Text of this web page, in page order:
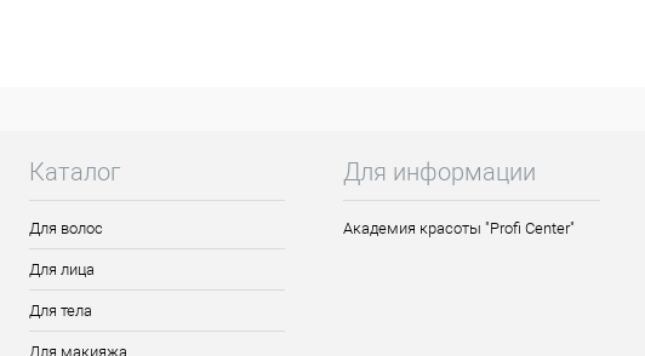
Каталог
Для волос
Для лица
Для тела
Для макияжа
Для информации
Академия красоты "Profi Center"